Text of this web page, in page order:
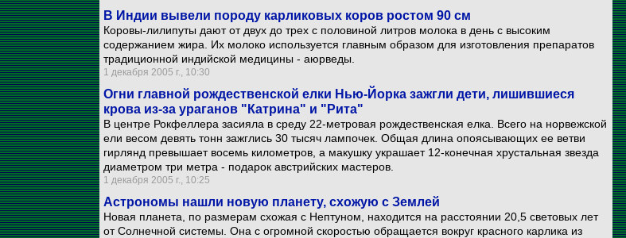
В Индии вывели породу карликовых коров ростом 90 см
Коровы-лилипуты дают от двух до трех с половиной литров молока в день с высоким
содержанием жира. Их молоко используется главным образом для изготовления препаратов
традиционной индийской медицины - аюрведы.
1 декабря 2005 г., 10:30
Огни главной рождественской елки Нью-Йорка зажгли дети, лишившиеся
крова из-за ураганов "Катрина" и "Рита"
В центре Рокфеллера засияла в среду 22-метровая рождественская елка. Всего на норвежской
ели весом девять тонн зажглись 30 тысяч лампочек. Общая длина опоясывающих ее ветви
гирлянд превышает восемь километров, а макушку украшает 12-конечная хрустальная звезда
диаметром три метра - подарок австрийских мастеров.
1 декабря 2005 г., 10:25
Астрономы нашли новую планету, схожую с Землей
Новая планета, по размерам схожая с Нептуном, находится на расстоянии 20,5 световых лет
от Солнечной системы. Она с огромной скоростью обращается вокруг красного карлика из